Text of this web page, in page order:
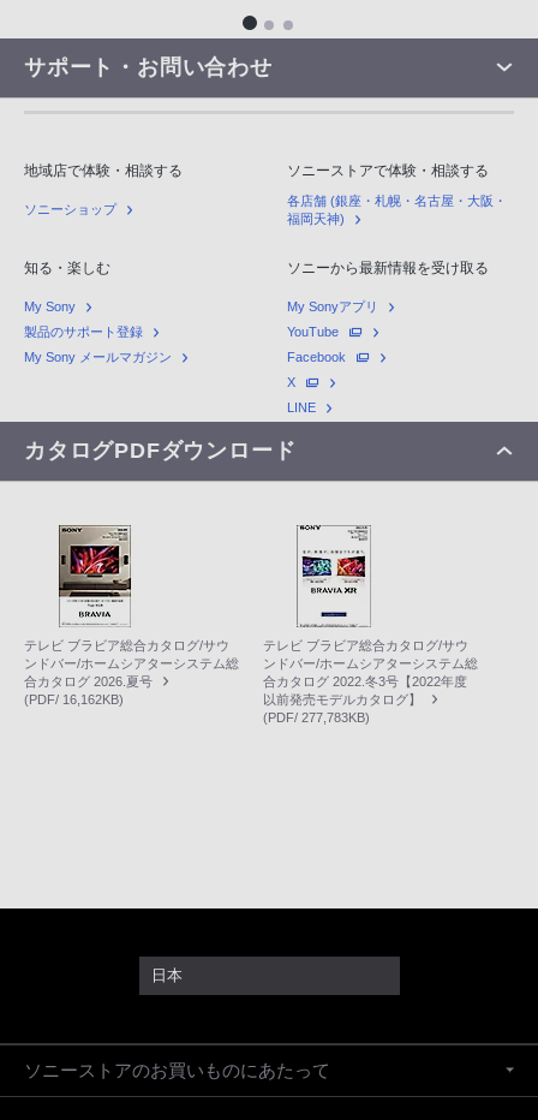
サポート・お問い合わせ
地域店で体験・相談する
ソニーショップ
ソニーストアで体験・相談する
各店舗 (銀座・札幌・名古屋・大阪・
福岡天神)
知る・楽しむ
My Sony
製品のサポート登録
My Sony メールマガジン
ソニーから最新情報を受け取る
My Sonyアプリ
YouTube
Facebook
X
LINE
カタログPDFダウンロード
テレビ ブラビア総合カタログ/サウ
ンドバー/ホームシアターシステム総
合カタログ 2026.夏号
(PDF/ 16,162KB)
テレビ ブラビア総合カタログ/サウ
ンドバー/ホームシアターシステム総
合カタログ 2022.冬3号【2022年度
以前発売モデルカタログ】
(PDF/ 277,783KB)
日本
ソニーストアのお買いものにあたって